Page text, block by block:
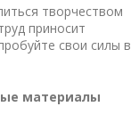
творчеством
приносит
свои силы в
материалы